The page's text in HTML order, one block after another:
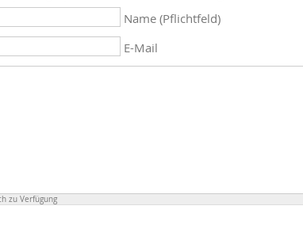
Name (Pflichtfeld)
E-Mail
zu Verfügung